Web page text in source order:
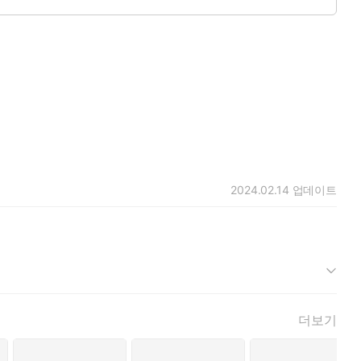
2024.02.14 업데이트
더보기